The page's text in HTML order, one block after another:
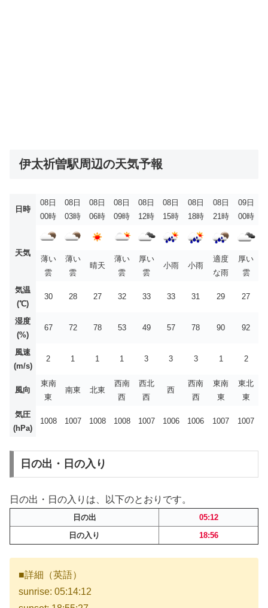
伊太祈曽駅周辺の天気予報
日時
08日
00時
08日
03時
08日
06時
08日
09時
08日
12時
08日
15時
08日
18時
08日
21時
09日
00時
天気
薄い
雲
薄い
雲
晴天
薄い
雲
厚い
雲
小雨 小雨
適度
な雨
厚い
雲
気温
(℃)
30 28 27 32 33 33 31 29 27
湿度
(%)
67 72 78 53 49 57 78 90 92
風速
(m/s)
2 1 1 1 3 3 3 1 2
風向
東南
東
南東 北東
西南
西
西北
西
西
西南
西
東南
東
東北
東
気圧
(hPa)
1008 1007 1008 1008 1007 1006 1006 1007 1007
日の出・日の入り
日の出・日の入りは、以下のとおりです。
日の出
05:12
日の入り
18:56
■詳細（英語）
sunrise: 05:14:12